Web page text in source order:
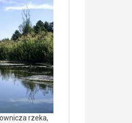
rzeka,